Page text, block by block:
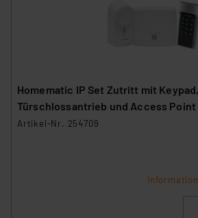
Homematic IP Set Zutritt mit Keypad,
Türschlossantrieb und Access Point
Artikel-Nr. 254709